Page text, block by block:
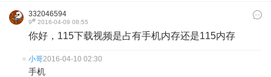
332046594
9# 2016-04-09 08:55
你好，115下载视频是占有手机内存还是115内存
小哥2016-04-10 02:30
手机